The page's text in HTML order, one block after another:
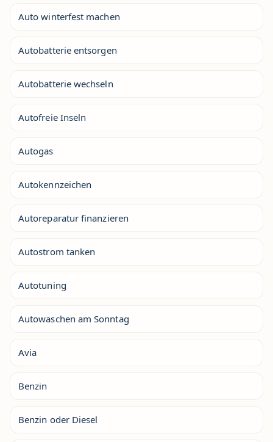
Auto winterfest machen
Autobatterie entsorgen
Autobatterie wechseln
Autofreie Inseln
Autogas
Autokennzeichen
Autoreparatur finanzieren
Autostrom tanken
Autotuning
Autowaschen am Sonntag
Avia
Benzin
Benzin oder Diesel